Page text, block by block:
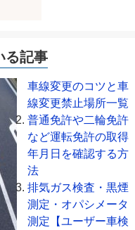
る記事
車線変更のコツと車
線変更禁止場所一覧
普通免許や二輪免許
など運転免許の取得
年月日を確認する方
法
排気ガス検査・黒煙
測定・オパシメータ
測定【ユーザー車検